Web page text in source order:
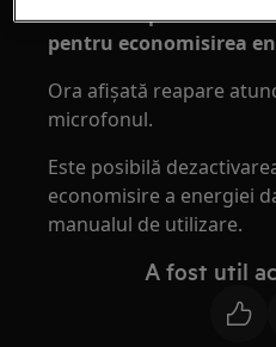
minute după
pentru economisirea
Ora afişată reapare
microfonul.
Este posibilă
economisire a energiei
manualul de utilizare.
A fost util